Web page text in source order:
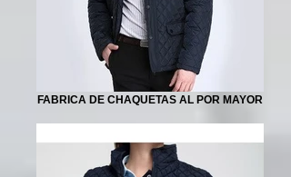
FABRICA DE CHAQUETAS AL POR MAYOR